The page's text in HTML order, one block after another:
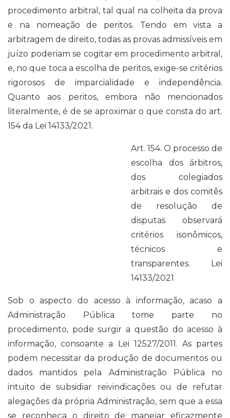
procedimento arbitral, tal qual na colheita da prova
e na nomeação de peritos. Tendo em vista a
arbitragem de direito, todas as provas admissíveis em
juízo poderiam se cogitar em procedimento arbitral,
e, no que toca a escolha de peritos, exige-se critérios
rigorosos de imparcialidade e independência.
Quanto aos peritos, embora não mencionados
literalmente, é de se aproximar o que consta do art.
154 da Lei 14133/2021.
Art. 154. O processo de
escolha dos árbitros,
dos colegiados
arbitrais e dos comitês
de resolução de
disputas observará
critérios isonômicos,
técnicos e
transparentes. Lei
14133/2021
Sob o aspecto do acesso à informação, acaso a
Administração Pública tome parte no
procedimento, pode surgir a questão do acesso à
informação, consoante a Lei 12527/2011. As partes
podem necessitar da produção de documentos ou
dados mantidos pela Administração Pública no
intuito de subsidiar reivindicações ou de refutar
alegações da própria Administração, sem que a essa
se reconheça o direito de manejar eficazmente